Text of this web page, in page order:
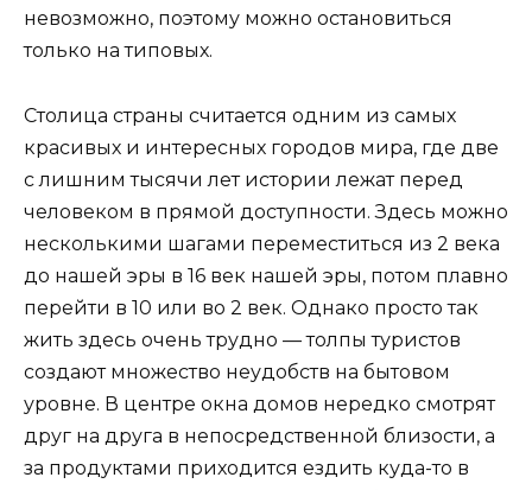
невозможно, поэтому можно остановиться
только на типовых.
Столица страны считается одним из самых
красивых и интересных городов мира, где две
с лишним тысячи лет истории лежат перед
человеком в прямой доступности. Здесь можно
несколькими шагами переместиться из 2 века
до нашей эры в 16 век нашей эры, потом плавно
перейти в 10 или во 2 век. Однако просто так
жить здесь очень трудно — толпы туристов
создают множество неудобств на бытовом
уровне. В центре окна домов нередко смотрят
друг на друга в непосредственной близости, а
за продуктами приходится ездить куда-то в